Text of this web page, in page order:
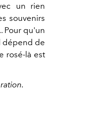
un rien
souvenirs
Pour qu'un
dépend de
rosé-là est